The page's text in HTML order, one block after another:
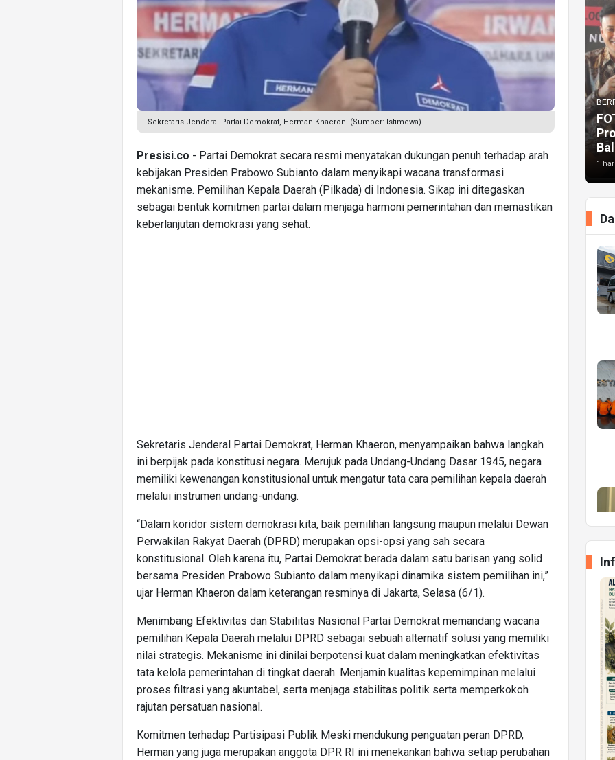
Sekretaris Jenderal Partai Demokrat, Herman Khaeron. (Sumber: Istimewa)
Presisi.co - Partai Demokrat secara resmi menyatakan dukungan penuh terhadap arah
kebijakan Presiden Prabowo Subianto dalam menyikapi wacana transformasi
mekanisme. Pemilihan Kepala Daerah (Pilkada) di Indonesia. Sikap ini ditegaskan
sebagai bentuk komitmen partai dalam menjaga harmoni pemerintahan dan memastikan
keberlanjutan demokrasi yang sehat.
Sekretaris Jenderal Partai Demokrat, Herman Khaeron, menyampaikan bahwa langkah
ini berpijak pada konstitusi negara. Merujuk pada Undang-Undang Dasar 1945, negara
memiliki kewenangan konstitusional untuk mengatur tata cara pemilihan kepala daerah
melalui instrumen undang-undang.
“Dalam koridor sistem demokrasi kita, baik pemilihan langsung maupun melalui Dewan
Perwakilan Rakyat Daerah (DPRD) merupakan opsi-opsi yang sah secara
konstitusional. Oleh karena itu, Partai Demokrat berada dalam satu barisan yang solid
bersama Presiden Prabowo Subianto dalam menyikapi dinamika sistem pemilihan ini,”
ujar Herman Khaeron dalam keterangan resminya di Jakarta, Selasa (6/1).
Menimbang Efektivitas dan Stabilitas Nasional Partai Demokrat memandang wacana
pemilihan Kepala Daerah melalui DPRD sebagai sebuah alternatif solusi yang memiliki
nilai strategis. Mekanisme ini dinilai berpotensi kuat dalam meningkatkan efektivitas
tata kelola pemerintahan di tingkat daerah. Menjamin kualitas kepemimpinan melalui
proses filtrasi yang akuntabel, serta menjaga stabilitas politik serta memperkokoh
rajutan persatuan nasional.
Komitmen terhadap Partisipasi Publik Meski mendukung penguatan peran DPRD,
Herman yang juga merupakan anggota DPR RI ini menekankan bahwa setiap perubahan
1